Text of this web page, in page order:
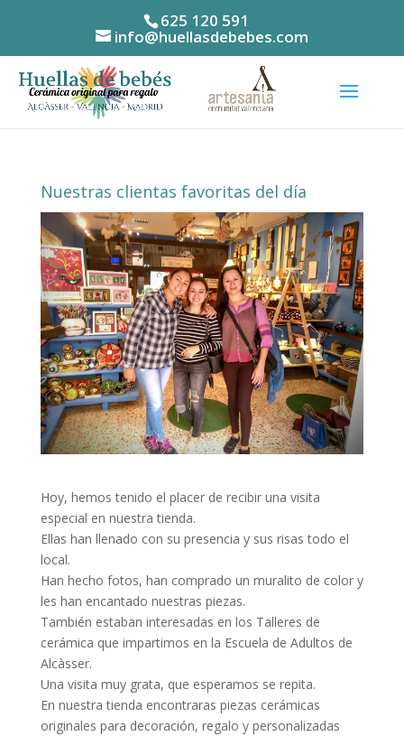
625 120 591
info@huellasdebebes.com
Nuestras clientas favoritas del día
Hoy, hemos tenido el placer de recibir una visita
especial en nuestra tienda.
Ellas han llenado con su presencia y sus risas todo el
local.
Han hecho fotos, han comprado un muralito de color y
les han encantado nuestras piezas.
También estaban interesadas en los Talleres de
cerámica que impartimos en la Escuela de Adultos de
Alcàsser.
Una visita muy grata, que esperamos se repita.
En nuestra tienda encontraras piezas cerámicas
originales para decoración, regalo y personalizadas